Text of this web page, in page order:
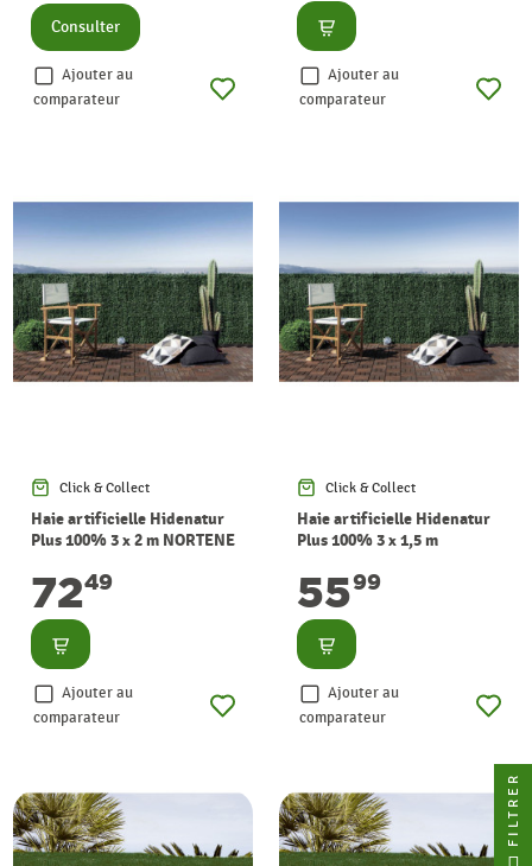
Consulter
Ajouter au
comparateur
Consulter
Ajouter au
comparateur
Click & Collect
Haie artificielle Hidenatur
Plus 100% 3 x 2 m NORTENE
7249
Consulter
Ajouter au
comparateur
Click & Collect
Haie artificielle Hidenatur
Plus 100% 3 x 1,5 m
5599
Consulter
Ajouter au
comparateur
FILTRER